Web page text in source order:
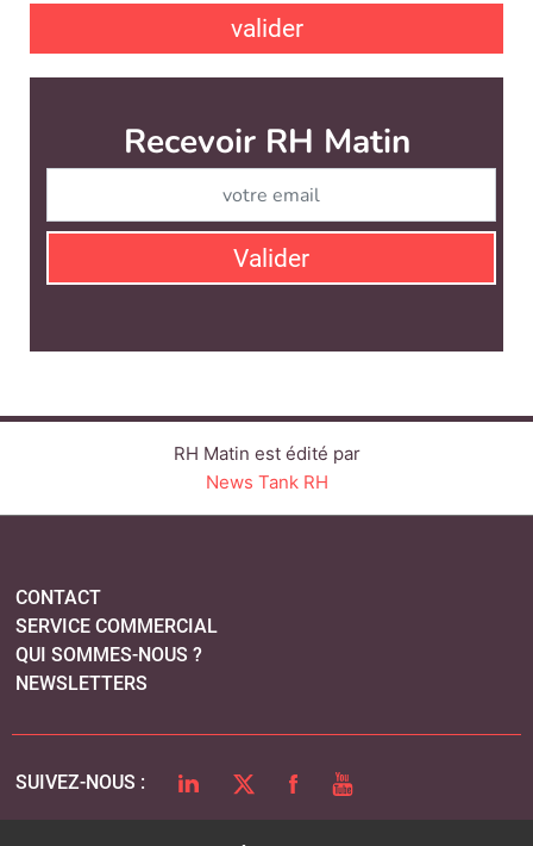
valider
Recevoir RH Matin
Valider
RH Matin est édité par
News Tank RH
CONTACT
SERVICE COMMERCIAL
QUI SOMMES-NOUS ?
NEWSLETTERS
SUIVEZ-NOUS : LINKEDINTWITTERFACEBOOK
YOUTUBE